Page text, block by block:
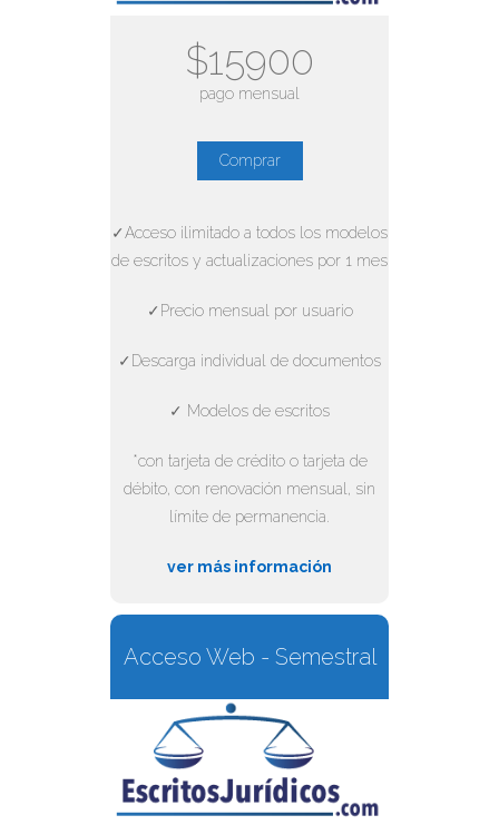
$15900
pago mensual
Comprar
✓Acceso ilimitado a todos los modelos
de escritos y actualizaciones por 1 mes
✓Precio mensual por usuario
✓Descarga individual de documentos
✓ Modelos de escritos
*con tarjeta de crédito o tarjeta de
débito, con renovación mensual, sin
límite de permanencia.
ver más información
Acceso Web - Semestral